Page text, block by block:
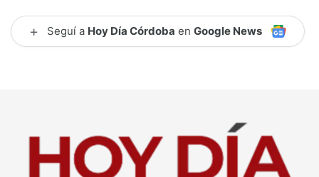
+ Seguí a Hoy Día Córdoba en Google News